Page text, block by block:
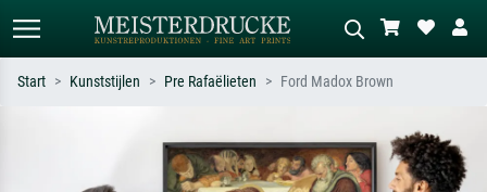
Zoek op kunstenaar, titel of stijl – bijv.
Monet, Sterrennacht, impressionisme,
Beschrijf de scène – bijv. groene
weide, abstract met veel rood, donker
Start Kunststijlen Pre Rafaëlieten Ford Madox Brown